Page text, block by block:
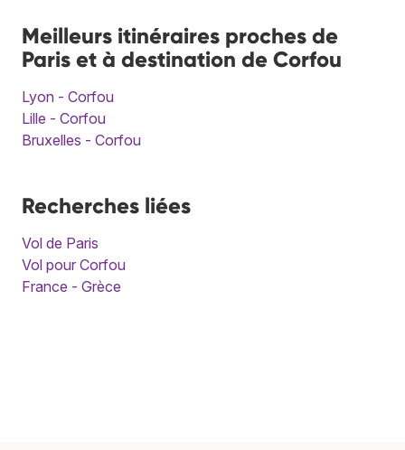
Meilleurs itinéraires proches de
Paris et à destination de Corfou
Lyon - Corfou
Lille - Corfou
Bruxelles - Corfou
Recherches liées
Vol de Paris
Vol pour Corfou
France - Grèce